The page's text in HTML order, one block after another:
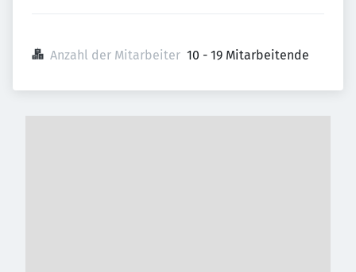
Anzahl der Mitarbeiter 10 - 19 Mitarbeitende